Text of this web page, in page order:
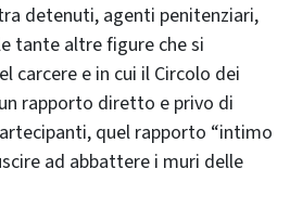
detenuti, agenti penitenziari,
tante altre figure che si
carcere e in cui il Circolo dei
rapporto diretto e privo di
quel rapporto “intimo
ad abbattere i muri delle